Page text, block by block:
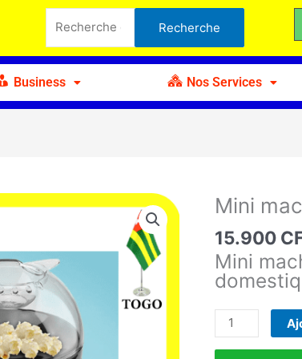
pour :
Recherche
Business Nos Services
Mini
15.900
Mini
quantité
Mini
machine
Pop-
électrique